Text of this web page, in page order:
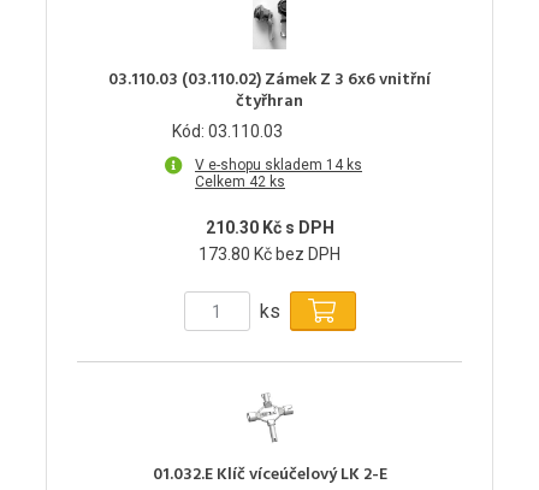
03.110.03 (03.110.02) Zámek Z 3 6x6 vnitřní
čtyřhran
Kód: 03.110.03
V e-shopu skladem 14 ks
Celkem 42 ks
210.30 Kč s DPH
173.80 Kč bez DPH
ks
01.032.E Klíč víceúčelový LK 2-E